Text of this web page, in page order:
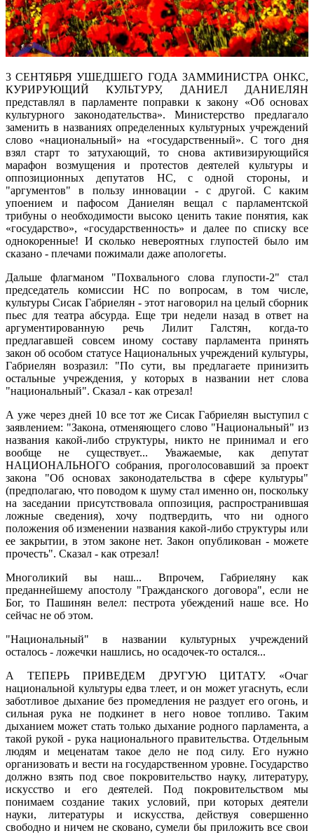
3 СЕНТЯБРЯ УШЕДШЕГО ГОДА ЗАММИНИСТРА ОНКС,
КУРИРУЮЩИЙ КУЛЬТУРУ, ДАНИЕЛ ДАНИЕЛЯН
представлял в парламенте поправки к закону «Об основах
культурного законодательства». Министерство предлагало
заменить в названиях определенных культурных учреждений
слово «национальный» на «государственный». С того дня
взял старт то затухающий, то снова активизирующийся
марафон возмущения и протестов деятелей культуры и
оппозиционных депутатов НС, с одной стороны, и
"аргументов" в пользу инновации - с другой. С каким
упоением и пафосом Даниелян вещал с парламентской
трибуны о необходимости высоко ценить такие понятия, как
«государство», «государственность» и далее по списку все
однокоренные! И сколько невероятных глупостей было им
сказано - плечами пожимали даже апологеты.
Дальше флагманом "Похвального слова глупости-2" стал
председатель комиссии НС по вопросам, в том числе,
культуры Сисак Габриелян - этот наговорил на целый сборник
пьес для театра абсурда. Еще три недели назад в ответ на
аргументированную речь Лилит Галстян, когда-то
предлагавшей совсем иному составу парламента принять
закон об особом статусе Национальных учреждений культуры,
Габриелян возразил: "По сути, вы предлагаете принизить
остальные учреждения, у которых в названии нет слова
"национальный". Сказал - как отрезал!
А уже через дней 10 все тот же Сисак Габриелян выступил с
заявлением: "Закона, отменяющего слово "Национальный" из
названия какой-либо структуры, никто не принимал и его
вообще не существует... Уважаемые, как депутат
НАЦИОНАЛЬНОГО собрания, проголосовавший за проект
закона "Об основах законодательства в сфере культуры"
(предполагаю, что поводом к шуму стал именно он, поскольку
на заседании присутствовала оппозиция, распространившая
ложные сведения), хочу подтвердить, что ни одного
положения об изменении названия какой-либо структуры или
ее закрытии, в этом законе нет. Закон опубликован - можете
прочесть". Сказал - как отрезал!
Многоликий вы наш... Впрочем, Габриеляну как
преданнейшему апостолу "Гражданского договора", если не
Бог, то Пашинян велел: пестрота убеждений наше все. Но
сейчас не об этом.
"Национальный" в названии культурных учреждений
осталось - ложечки нашлись, но осадочек-то остался...
А ТЕПЕРЬ ПРИВЕДЕМ ДРУГУЮ ЦИТАТУ. «Очаг
национальной культуры едва тлеет, и он может угаснуть, если
заботливое дыхание без промедления не раздует его огонь, и
сильная рука не подкинет в него новое топливо. Таким
дыханием может стать только дыхание родного парламента, а
такой рукой - рука национального правительства. Отдельным
людям и меценатам такое дело не под силу. Его нужно
организовать и вести на государственном уровне. Государство
должно взять под свое покровительство науку, литературу,
искусство и его деятелей. Под покровительством мы
понимаем создание таких условий, при которых деятели
науки, литературы и искусства, действуя совершенно
свободно и ничем не сковано, сумели бы приложить все свои